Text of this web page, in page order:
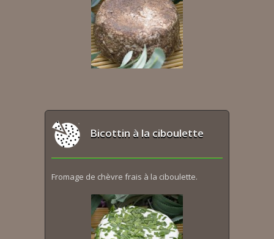
Bicottin à la ciboulette
Fromage de chèvre frais à la ciboulette.